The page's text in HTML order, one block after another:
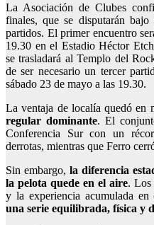
La Asociación de Clubes
finales, que se disputarán
partidos. El primer encuentro
19.30 en el Estadio Héctor
se trasladará al Templo del
de ser necesario un tercer
sábado 23 de mayo a las 19.30.
La ventaja de localía quedó en
regular dominante. El
Conferencia Sur con un
derrotas, mientras que Ferro
Sin embargo, la diferencia
la pelota quede en el aire. Los
y la experiencia acumulada
una serie equilibrada, física y